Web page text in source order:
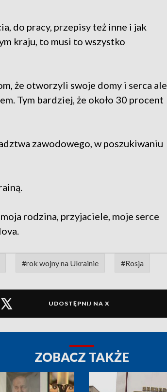
do pracy, przepisy też inne i jak
kraju, to musi to wszystko
że otworzyli swoje domy i serca ale
Tym bardziej, że około 30 procent
zawodowego, w poszukiwaniu
rodzina, przyjaciele, moje serce
#rok wojny na Ukrainie #Rosja
UDOSTĘPNIJ NA X
ZOBACZ TAKŻE